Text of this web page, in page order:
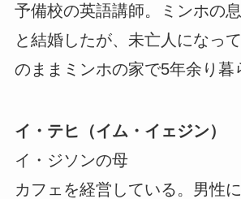
予備校の英語講師。ミンホの
と結婚したが、未亡人になっ
のままミンホの家で5年余り暮
イ・テヒ（イム・イェジン）
イ・ジソンの母
カフェを経営している。男性